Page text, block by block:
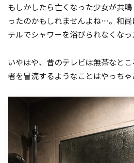
もしかしたら亡くなった少女が共
ったのかもしれませんよね…。和
テルでシャワーを浴びられなくなっ
いやはや、昔のテレビは無茶なと
者を冒涜するようなことはやっち